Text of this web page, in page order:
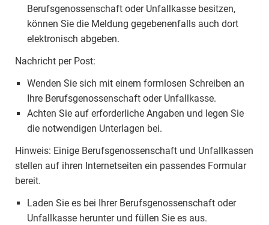
Berufsgenossenschaft oder Unfallkasse besitzen,
können Sie die Meldung gegebenenfalls auch dort
elektronisch abgeben.
Nachricht per Post:
Wenden Sie sich mit einem formlosen Schreiben an
Ihre Berufsgenossenschaft oder Unfallkasse.
Achten Sie auf erforderliche Angaben und legen Sie
die notwendigen Unterlagen bei.
Hinweis: Einige Berufsgenossenschaft und Unfallkassen
stellen auf ihren Internetseiten ein passendes Formular
bereit.
Laden Sie es bei Ihrer Berufsgenossenschaft oder
Unfallkasse herunter und füllen Sie es aus.